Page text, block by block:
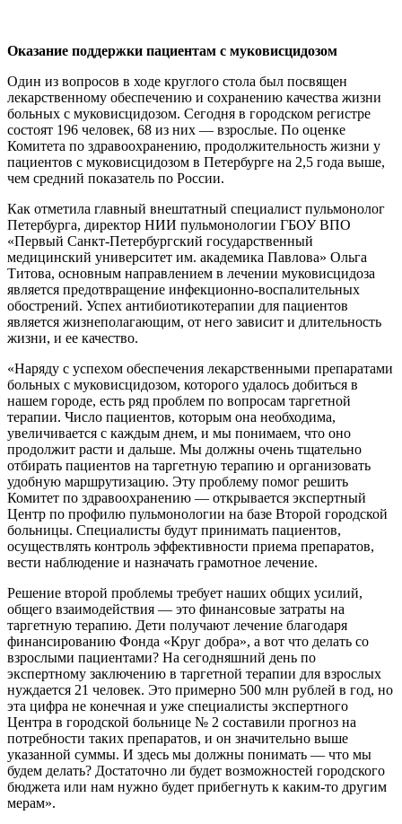
Оказание поддержки пациентам с муковисцидозом
Один из вопросов в ходе круглого стола был посвящен
лекарственному обеспечению и сохранению качества жизни
больных с муковисцидозом. Сегодня в городском регистре
состоят 196 человек, 68 из них — взрослые. По оценке
Комитета по здравоохранению, продолжительность жизни у
пациентов с муковисцидозом в Петербурге на 2,5 года выше,
чем средний показатель по России.
Как отметила главный внештатный специалист пульмонолог
Петербурга, директор НИИ пульмонологии ГБОУ ВПО
«Первый Санкт-Петербургский государственный
медицинский университет им. академика Павлова» Ольга
Титова, основным направлением в лечении муковисцидоза
является предотвращение инфекционно-воспалительных
обострений. Успех антибиотикотерапии для пациентов
является жизнеполагающим, от него зависит и длительность
жизни, и ее качество.
«Наряду с успехом обеспечения лекарственными препаратами
больных с муковисцидозом, которого удалось добиться в
нашем городе, есть ряд проблем по вопросам таргетной
терапии. Число пациентов, которым она необходима,
увеличивается с каждым днем, и мы понимаем, что оно
продолжит расти и дальше. Мы должны очень тщательно
отбирать пациентов на таргетную терапию и организовать
удобную маршрутизацию. Эту проблему помог решить
Комитет по здравоохранению — открывается экспертный
Центр по профилю пульмонологии на базе Второй городской
больницы. Специалисты будут принимать пациентов,
осуществлять контроль эффективности приема препаратов,
вести наблюдение и назначать грамотное лечение.
Решение второй проблемы требует наших общих усилий,
общего взаимодействия — это финансовые затраты на
таргетную терапию. Дети получают лечение благодаря
финансированию Фонда «Круг добра», а вот что делать со
взрослыми пациентами? На сегодняшний день по
экспертному заключению в таргетной терапии для взрослых
нуждается 21 человек. Это примерно 500 млн рублей в год, но
эта цифра не конечная и уже специалисты экспертного
Центра в городской больнице № 2 составили прогноз на
потребности таких препаратов, и он значительно выше
указанной суммы. И здесь мы должны понимать — что мы
будем делать? Достаточно ли будет возможностей городского
бюджета или нам нужно будет прибегнуть к каким-то другим
мерам».